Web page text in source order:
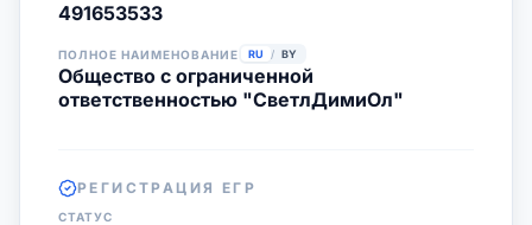
491653533
ПОЛНОЕ НАИМЕНОВАНИЕ RU / BY
Общество с ограниченной
ответственностью "СветлДимиОл"
РЕГИСТРАЦИЯ ЕГР
СТАТУС